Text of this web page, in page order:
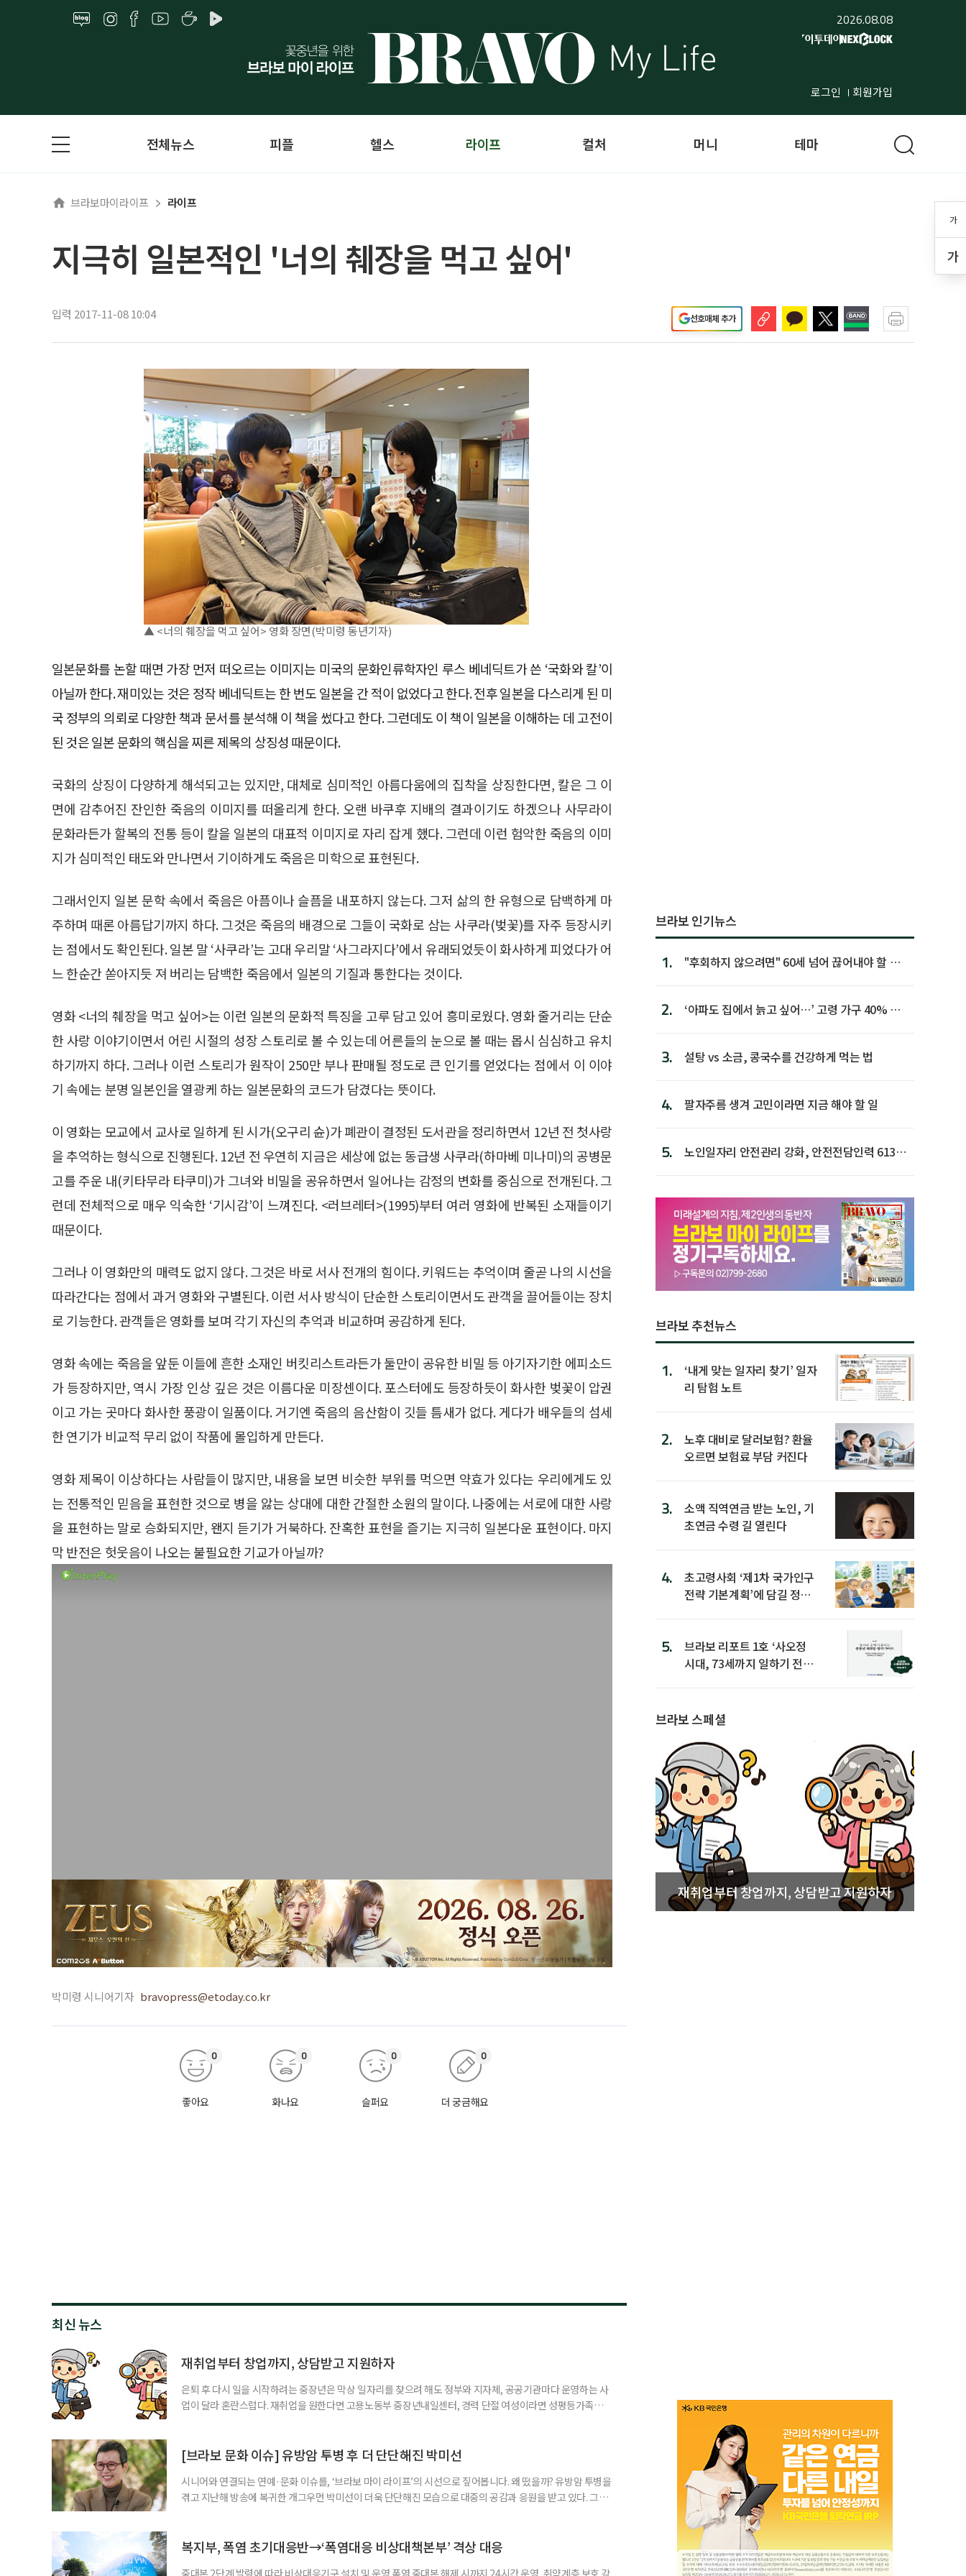
2026.08.08
로그인 회원가입
가
가
전체뉴스 피플 헬스 라이프 컬처 머니 테마
브라보마이라이프 라이프
지극히 일본적인 '너의 췌장을 먹고 싶어'
입력 2017-11-08 10:04 선호매체 추가
▲ <너의 췌장을 먹고 싶어> 영화 장면(박미령 동년기자)
일본문화를 논할 때면 가장 먼저 떠오르는 이미지는 미국의 문화인류학자인 루스 베네딕트가 쓴 ‘국화와 칼’이
아닐까 한다. 재미있는 것은 정작 베네딕트는 한 번도 일본을 간 적이 없었다고 한다. 전후 일본을 다스리게 된 미
국 정부의 의뢰로 다양한 책과 문서를 분석해 이 책을 썼다고 한다. 그런데도 이 책이 일본을 이해하는 데 고전이
된 것은 일본 문화의 핵심을 찌른 제목의 상징성 때문이다.
국화의 상징이 다양하게 해석되고는 있지만, 대체로 심미적인 아름다움에의 집착을 상징한다면, 칼은 그 이
면에 감추어진 잔인한 죽음의 이미지를 떠올리게 한다. 오랜 바쿠후 지배의 결과이기도 하겠으나 사무라이
문화라든가 할복의 전통 등이 칼을 일본의 대표적 이미지로 자리 잡게 했다. 그런데 이런 험악한 죽음의 이미
지가 심미적인 태도와 만나면서 기이하게도 죽음은 미학으로 표현된다.
그래서인지 일본 문학 속에서 죽음은 아픔이나 슬픔을 내포하지 않는다. 그저 삶의 한 유형으로 담백하게 마
주하며 때론 아름답기까지 하다. 그것은 죽음의 배경으로 그들이 국화로 삼는 사쿠라(벚꽃)를 자주 등장시키
는 점에서도 확인된다. 일본 말 ‘사쿠라’는 고대 우리말 ‘사그라지다’에서 유래되었듯이 화사하게 피었다가 어
느 한순간 쏟아지듯 져 버리는 담백한 죽음에서 일본의 기질과 통한다는 것이다.
영화 <너의 췌장을 먹고 싶어>는 이런 일본의 문화적 특징을 고루 담고 있어 흥미로웠다. 영화 줄거리는 단순
한 사랑 이야기이면서 어린 시절의 성장 스토리로 볼 수 있는데 어른들의 눈으로 볼 때는 몹시 심심하고 유치
하기까지 하다. 그러나 이런 스토리가 원작이 250만 부나 판매될 정도로 큰 인기를 얻었다는 점에서 이 이야
기 속에는 분명 일본인을 열광케 하는 일본문화의 코드가 담겼다는 뜻이다.
이 영화는 모교에서 교사로 일하게 된 시가(오구리 슌)가 폐관이 결정된 도서관을 정리하면서 12년 전 첫사랑
을 추억하는 형식으로 진행된다. 12년 전 우연히 지금은 세상에 없는 동급생 사쿠라(하마베 미나미)의 공병문
고를 주운 내(키타무라 타쿠미)가 그녀와 비밀을 공유하면서 일어나는 감정의 변화를 중심으로 전개된다. 그
런데 전체적으로 매우 익숙한 ‘기시감’이 느껴진다. <러브레터>(1995)부터 여러 영화에 반복된 소재들이기
때문이다.
그러나 이 영화만의 매력도 없지 않다. 그것은 바로 서사 전개의 힘이다. 키워드는 추억이며 줄곧 나의 시선을
따라간다는 점에서 과거 영화와 구별된다. 이런 서사 방식이 단순한 스토리이면서도 관객을 끌어들이는 장치
로 기능한다. 관객들은 영화를 보며 각기 자신의 추억과 비교하며 공감하게 된다.
영화 속에는 죽음을 앞둔 이들에 흔한 소재인 버킷리스트라든가 둘만이 공유한 비밀 등 아기자기한 에피소드
가 등장하지만, 역시 가장 인상 깊은 것은 이름다운 미장센이다. 포스터에도 등장하듯이 화사한 벚꽃이 압권
이고 가는 곳마다 화사한 풍광이 일품이다. 거기엔 죽음의 음산함이 깃들 틈새가 없다. 게다가 배우들의 섬세
한 연기가 비교적 무리 없이 작품에 몰입하게 만든다.
영화 제목이 이상하다는 사람들이 많지만, 내용을 보면 비슷한 부위를 먹으면 약효가 있다는 우리에게도 있
는 전통적인 믿음을 표현한 것으로 병을 앓는 상대에 대한 간절한 소원의 말이다. 나중에는 서로에 대한 사랑
을 표현하는 말로 승화되지만, 왠지 듣기가 거북하다. 잔혹한 표현을 즐기는 지극히 일본다운 표현이다. 마지
막 반전은 헛웃음이 나오는 불필요한 기교가 아닐까?
박미령 시니어기자 bravopress@etoday.co.kr
좋아요
0
화나요
0
슬퍼요
0
더 궁금해요
0
최신 뉴스
재취업부터 창업까지, 상담받고 지원하자
은퇴 후 다시 일을 시작하려는 중장년은 막상 일자리를 찾으려 해도 정부와 지자체, 공공기관마다 운영하는 사
업이 달라 혼란스럽다. 재취업을 원한다면 고용노동부 중장년내일센터, 경력 단절 여성이라면 성평등가족부
준비부터 구직 수당까지 고용노동부 국민취업지원제도 구직활동이 쉽지 않은 사람을 위한 제도다. 개인별 취
업 지원 계획을 세
[브라보 문화 이슈] 유방암 투병 후 더 단단해진 박미선
시니어와 연결되는 연예·문화 이슈를, ‘브라보 마이 라이프’의 시선으로 짚어봅니다. 왜 떴을까? 유방암 투병을
겪고 지난해 방송에 복귀한 개그우먼 박미선이 더욱 단단해진 모습으로 대중의 공감과 응원을 받고 있다. 그러
까. 오랜 방송 생활 뒤 전해진 투병 소식 박미선은 재치 있는 말솜씨와 공감 능력으로
복지부, 폭염 초기대응반→‘폭염대응 비상대책본부’ 격상 대응
중대본 2단계 발령에 따라 비상대응기구 설치 및 운영 폭염 중대본 해제 시까지 24시간 운영, 취약계층 보호 강
브라보 인기뉴스
1.
"후회하지 않으려면" 60세 넘어 끊어내야 할 사
2.
‘아파도 집에서 늙고 싶어…’ 고령 가구 40% 노
3. 설탕 vs 소금, 콩국수를 건강하게 먹는 법
4. 팔자주름 생겨 고민이라면 지금 해야 할 일
5.
노인일자리 안전관리 강화, 안전전담인력 613명
브라보 추천뉴스
1.
‘내게 맞는 일자리 찾기’ 일자
리 탐험 노트
2.
노후 대비로 달러보험? 환율
오르면 보험료 부담 커진다
3.
소액 직역연금 받는 노인, 기
초연금 수령 길 열린다
4.
초고령사회 ‘제1차 국가인구
전략 기본계획’에 담길 정책
5.
브라보 리포트 1호 ‘사오정
시대, 73세까지 일하기 전략’
브라보 스페셜
재취업부터 창업까지, 상담받고 지원하자